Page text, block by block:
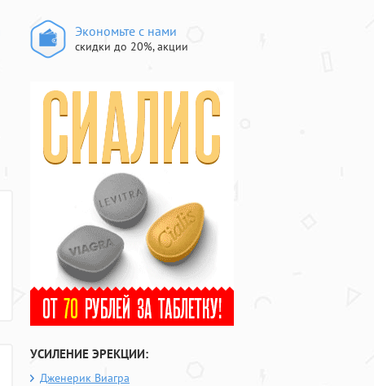
Экономьте с нами
скидки до 20%, акции
УСИЛЕНИЕ ЭРЕКЦИИ:
Дженерик Виагра